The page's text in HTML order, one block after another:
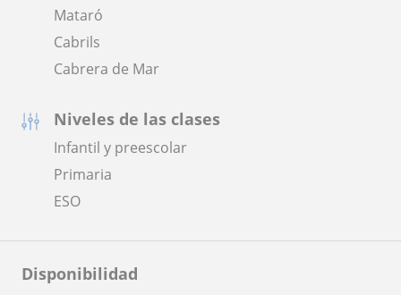
Mataró
Cabrils
Cabrera de Mar
Niveles de las clases
Infantil y preescolar
Primaria
ESO
Disponibilidad